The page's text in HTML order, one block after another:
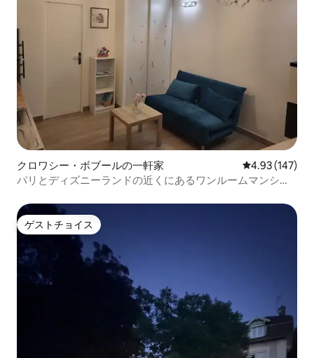
クロワシー・ボブールの一軒家 レビュー147
4.93 (147)
パリとディズニーランドの近くにあるワンルームマンショ
ゲストチョイス
ゲストチョイス